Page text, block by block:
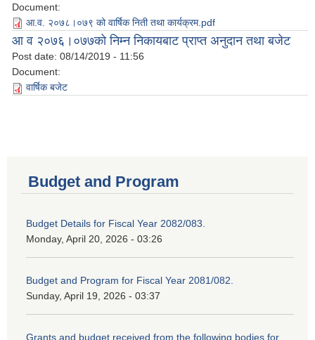
Document:
आ.व. २०७८।०७९ को वार्षिक निती तथा कार्यक्रम.pdf
आ‌ व २०७६।०७७को निम्न निकायबाट प्राप्त अनुदान तथा बजेट
Post date: 08/14/2019 - 11:56
Document:
वार्षिक बजेट
Budget and Program
Budget Details for Fiscal Year 2082/083.
Monday, April 20, 2026 - 03:26
Budget and Program for Fiscal Year 2081/082.
Sunday, April 19, 2026 - 03:37
Grants and budget received from the following bodies for